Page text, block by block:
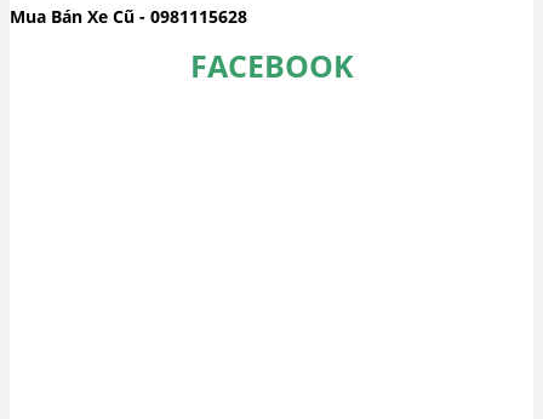
Mua Bán Xe Cũ - 0981115628
FACEBOOK